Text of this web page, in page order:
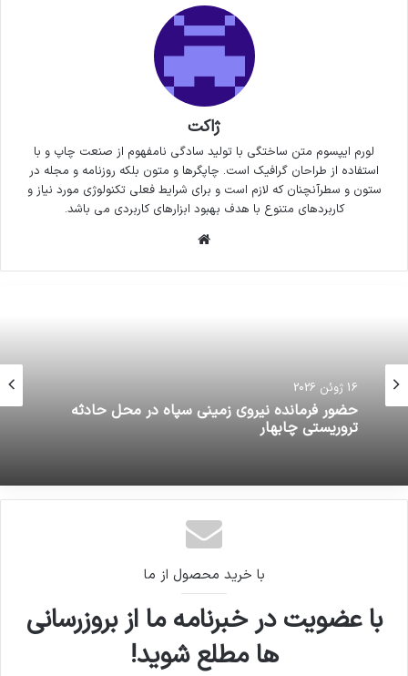
ژاکت
لورم ایپسوم متن ساختگی با تولید سادگی نامفهوم از صنعت چاپ و با
استفاده از طراحان گرافیک است. چاپگرها و متون بلکه روزنامه و مجله در
ستون و سطرآنچنان که لازم است و برای شرایط فعلی تکنولوژی مورد نیاز و
کاربردهای متنوع با هدف بهبود ابزارهای کاربردی می باشد.
16 ژوئن 2026
حضور فرمانده نیروی زمینی سپاه در محل حادثه
تذکر به وزیر برای ازدواج مهمانداران هواپیما
با خرید محصول از ما
با عضویت در خبرنامه ما از بروزرسانی
ها مطلع شوید!